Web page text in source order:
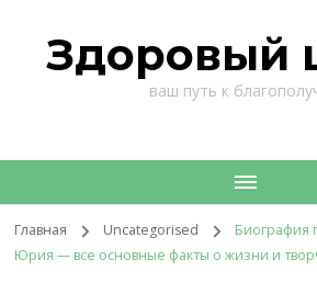
Здоровый
ваш путь к
Главная Uncategorised
Биография
Юрия — все основные факты о жизни и